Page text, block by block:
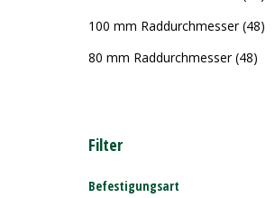
100 mm Raddurchmesser(48)
80 mm Raddurchmesser(48)
Filter
Befestigungsart